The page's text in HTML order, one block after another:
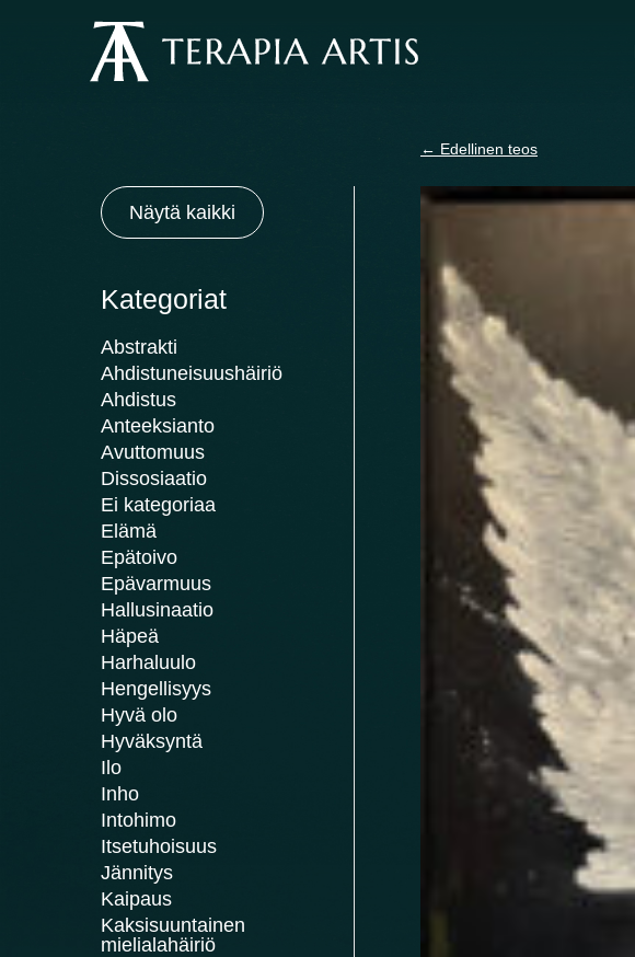
Näytä kaikki
Kategoriat
Abstrakti
Ahdistuneisuushäiriö
Ahdistus
Anteeksianto
Avuttomuus
Dissosiaatio
Ei kategoriaa
Elämä
Epätoivo
Epävarmuus
Hallusinaatio
Häpeä
Harhaluulo
Hengellisyys
Hyvä olo
Hyväksyntä
Ilo
Inho
Intohimo
Itsetuhoisuus
Jännitys
Kaipaus
Kaksisuuntainen
mielialahäiriö
← Edellinen teos